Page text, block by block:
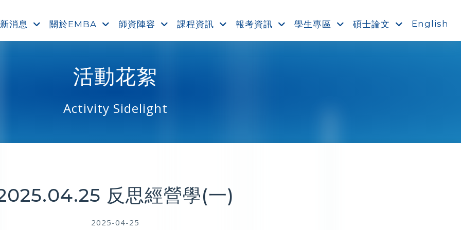
消息 關於EMBA 師資陣容 課程資訊 報考資訊 學生專區 碩士論文 English
活動花絮
Activity Sidelight
反思經營學(一)
2025-04-25